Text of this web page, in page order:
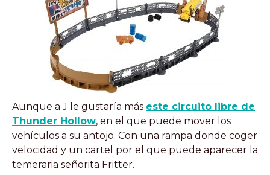
Aunque a J le gustaría más este circuito libre de
Thunder Hollow, en el que puede mover los
vehículos a su antojo. Con una rampa donde coger
velocidad y un cartel por el que puede aparecer la
temeraria señorita Fritter.